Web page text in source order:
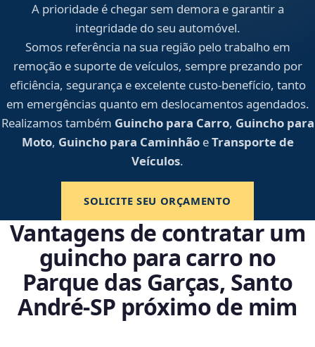
A prioridade é chegar sem demora e garantir a
integridade do seu automóvel.
Somos referência na sua região pelo trabalho em
remoção e suporte de veículos, sempre prezando por
eficiência, segurança e excelente custo-benefício, tanto
em emergências quanto em deslocamentos agendados.
Realizamos também Guincho para Carro, Guincho para
Moto, Guincho para CaminhãoeTransporte de
Veículos.
SOLICITE SEU ORÇAMENTO
Vantagens de contratar um
guincho para carro no
Parque das Garças, Santo
André‑SP próximo de mim